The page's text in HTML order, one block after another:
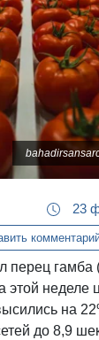
23
перец гамба
этой неделе
на
до 8,9